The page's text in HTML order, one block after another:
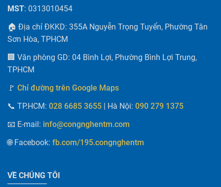
MST: 0313010454
🏠 Địa chỉ ĐKKD: 355A Nguyễn Trọng Tuyển, Phường Tân
Sơn Hòa, TPHCM
🏢 Văn phòng GD: 04 Bình Lợi, Phường Bình Lợi Trung,
TPHCM
🚩 Chỉ đường trên Google Maps
📞 TP.HCM: 028 6685 3655 | Hà Nội: 090 279 1375
📧 E-mail : info@congnghentm.com
🌐 Facebook: fb.com/195.congnghentm
VỀ CHÚNG TÔI